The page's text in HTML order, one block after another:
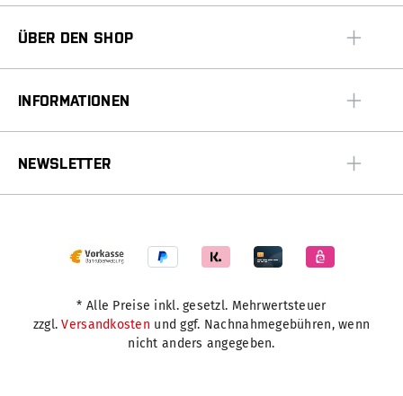
ÜBER DEN SHOP
INFORMATIONEN
NEWSLETTER
* Alle Preise inkl. gesetzl. Mehrwertsteuer
zzgl.Versandkosten und ggf. Nachnahmegebühren, wenn
nicht anders angegeben.